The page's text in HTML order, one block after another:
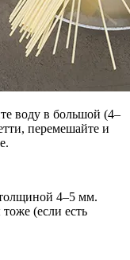
воду в большой (4–
перемешайте и
4–5 мм.
(если есть